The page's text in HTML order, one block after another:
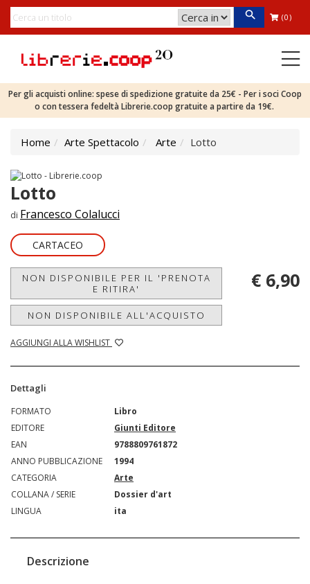
(0)
Per gli acquisti online: spese di spedizione gratuite da 25€ - Per i soci Coop
o con tessera fedeltà Librerie.coop gratuite a partire da 19€.
Home Arte Spettacolo Arte Lotto
Lotto
di Francesco Colalucci
CARTACEO
NON DISPONIBILE PER IL 'PRENOTA
E RITIRA'
NON DISPONIBILE ALL'ACQUISTO
AGGIUNGI ALLA WISHLIST
€ 6,90
Dettagli
FORMATO
Libro
EDITORE
Giunti Editore
EAN
9788809761872
ANNO PUBBLICAZIONE
1994
CATEGORIA
Arte
COLLANA / SERIE
Dossier d'art
LINGUA
ita
Descrizione